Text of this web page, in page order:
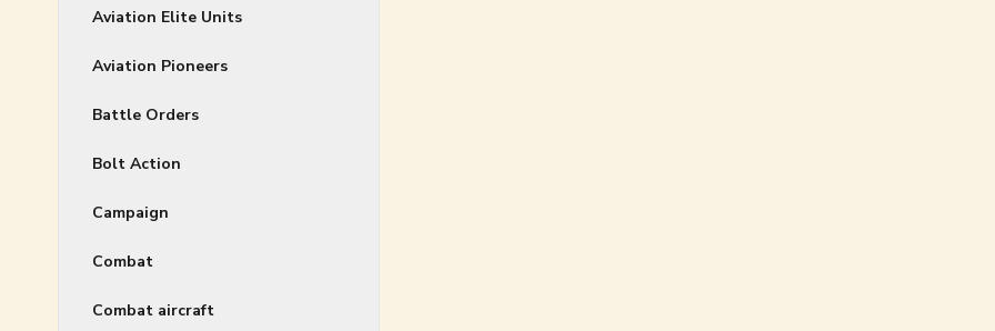
Aviation Elite Units
Aviation Pioneers
Battle Orders
Bolt Action
Campaign
Combat
Combat aircraft